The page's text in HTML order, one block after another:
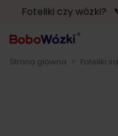
Foteliki czy wózki?
Strona główna > Foteliki